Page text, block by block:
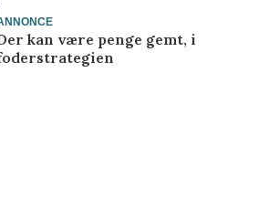
kan være penge gemt, i